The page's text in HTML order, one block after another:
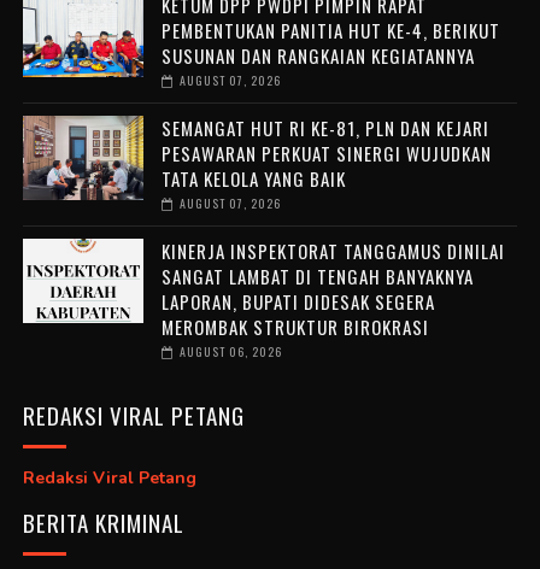
PEMBENTUKAN PANITIA HUT KE-4, BERIKUT
SUSUNAN DAN RANGKAIAN KEGIATANNYA
AUGUST 07, 2026
SEMANGAT HUT RI KE-81, PLN DAN KEJARI
PESAWARAN PERKUAT SINERGI WUJUDKAN
TATA KELOLA YANG BAIK
AUGUST 07, 2026
KINERJA INSPEKTORAT TANGGAMUS DINILAI
SANGAT LAMBAT DI TENGAH BANYAKNYA
LAPORAN, BUPATI DIDESAK SEGERA
MEROMBAK STRUKTUR BIROKRASI
AUGUST 06, 2026
REDAKSI VIRAL PETANG
Redaksi Viral Petang
BERITA KRIMINAL